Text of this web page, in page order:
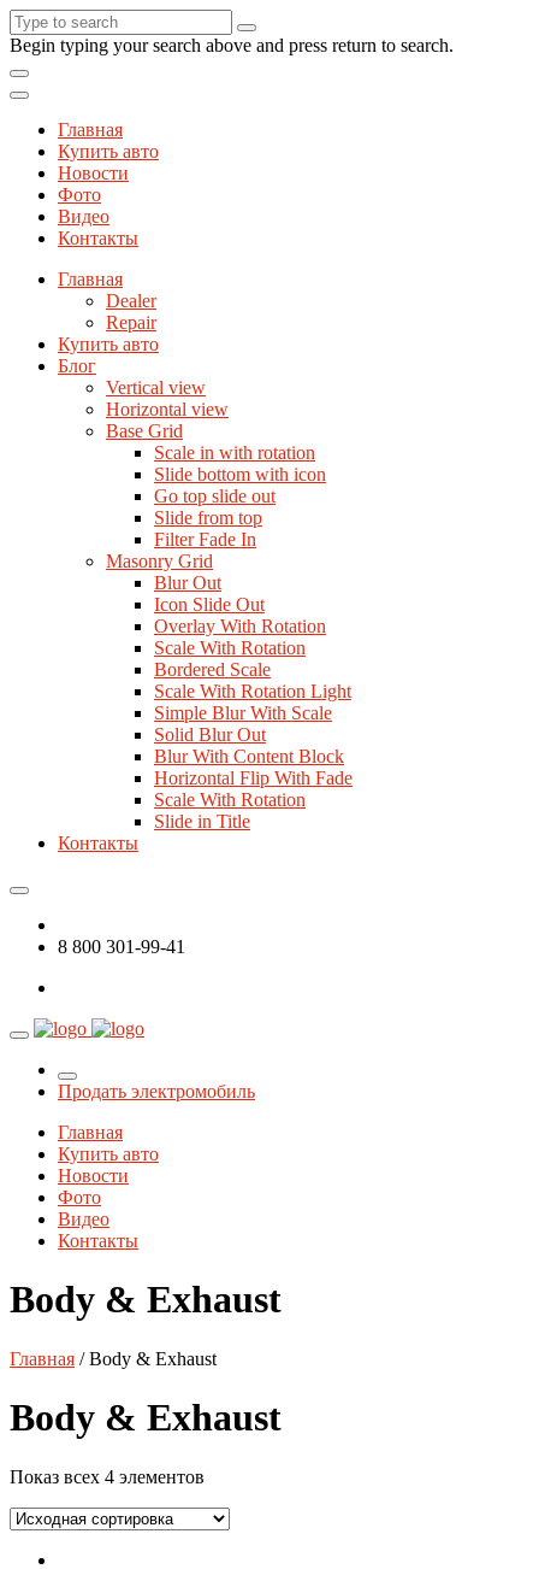
Begin typing your search above and press return to search.
Главная
Купить авто
Новости
Фото
Видео
Контакты
Главная
Dealer
Repair
Купить авто
Блог
Vertical view
Horizontal view
Base Grid
Scale in with rotation
Slide bottom with icon
Go top slide out
Slide from top
Filter Fade In
Masonry Grid
Blur Out
Icon Slide Out
Overlay With Rotation
Scale With Rotation
Bordered Scale
Scale With Rotation Light
Simple Blur With Scale
Solid Blur Out
Blur With Content Block
Horizontal Flip With Fade
Scale With Rotation
Slide in Title
Контакты
8 800 301-99-41
Продать электромобиль
Главная
Купить авто
Новости
Фото
Видео
Контакты
Body & Exhaust
Главная / Body & Exhaust
Body & Exhaust
Показ всех 4 элементов